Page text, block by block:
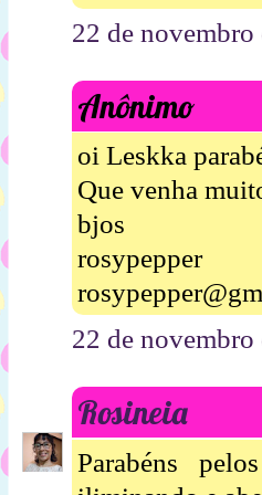
22 de novembro
Anônimo
oi Leskka
Que venha
bjos
rosypepper
22 de novembro
Rosineia
Parabéns